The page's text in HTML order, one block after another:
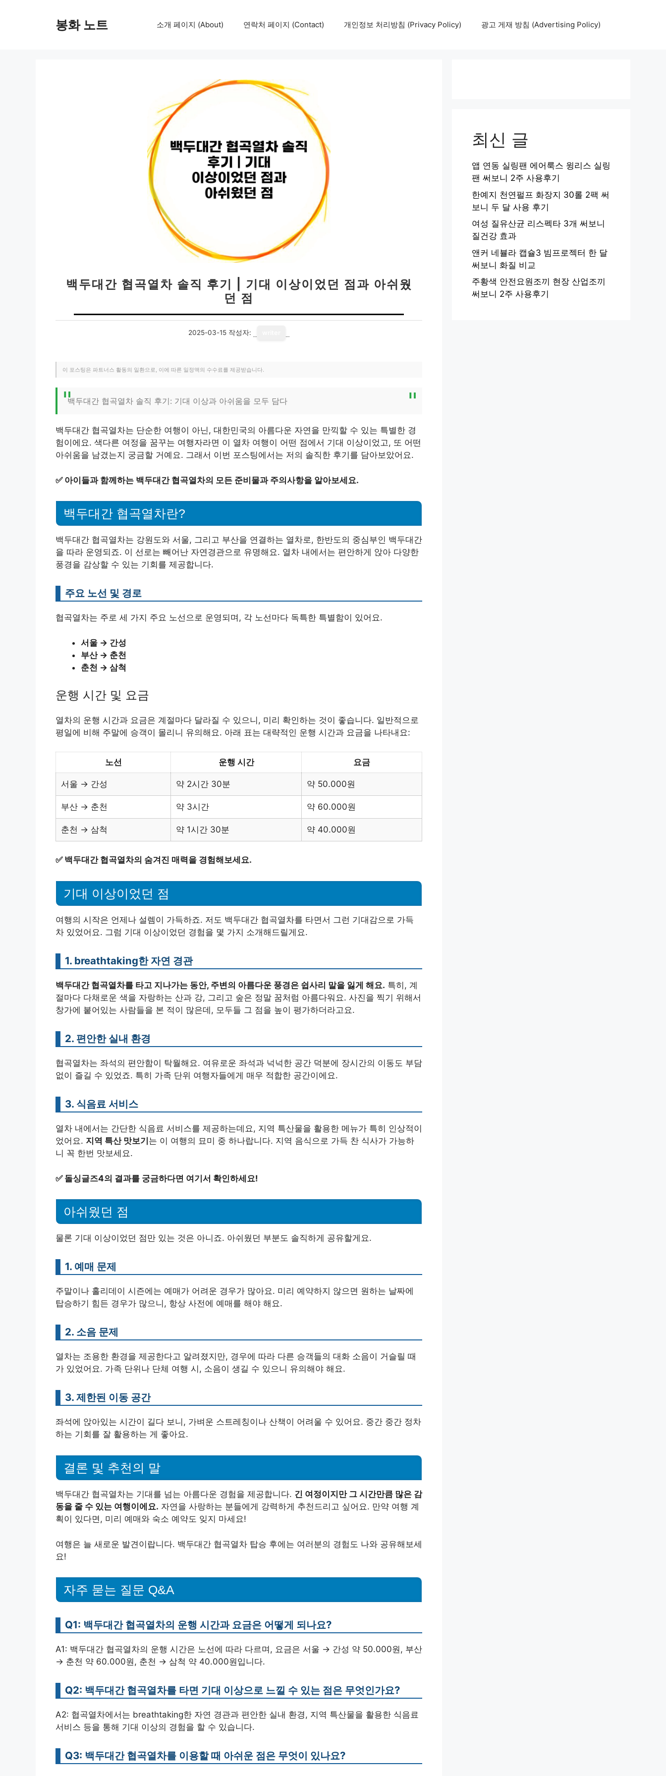
봉화 노트 소개 페이지 (About) 연락처 페이지 (Contact) 개인정보 처리방침 (Privacy Policy) 광고 게재 방침 (Advertising Policy)
백두대간 협곡열차 솔직 후기 | 기대 이상이었던 점과 아쉬웠
던 점
2025-03-15 작성자:
이 포스팅은 파트너스 활동의 일환으로, 이에 따른 일정액의 수수료를 제공받습니다.
백두대간 협곡열차 솔직 후기: 기대 이상과 아쉬움을 모두 담다
백두대간 협곡열차는 단순한 여행이 아닌, 대한민국의 아름다운 자연을 만끽할 수 있는 특별한 경
험이에요. 색다른 여정을 꿈꾸는 여행자라면 이 열차 여행이 어떤 점에서 기대 이상이었고, 또 어떤
아쉬움을 남겼는지 궁금할 거예요. 그래서 이번 포스팅에서는 저의 솔직한 후기를 담아보았어요.
✅ 아이들과 함께하는 백두대간 협곡열차의 모든 준비물과 주의사항을 알아보세요.
백두대간 협곡열차란?
백두대간 협곡열차는 강원도와 서울, 그리고 부산을 연결하는 열차로, 한반도의 중심부인 백두대간
을 따라 운영되죠. 이 선로는 빼어난 자연경관으로 유명해요. 열차 내에서는 편안하게 앉아 다양한
풍경을 감상할 수 있는 기회를 제공합니다.
주요 노선 및 경로
협곡열차는 주로 세 가지 주요 노선으로 운영되며, 각 노선마다 독특한 특별함이 있어요.
서울 → 간성
부산 → 춘천
춘천 → 삼척
운행 시간 및 요금
열차의 운행 시간과 요금은 계절마다 달라질 수 있으니, 미리 확인하는 것이 좋습니다. 일반적으로
평일에 비해 주말에 승객이 몰리니 유의해요. 아래 표는 대략적인 운행 시간과 요금을 나타내요:
노선 운행 시간 요금
서울 → 간성 약 2시간 30분 약 50.000원
부산 → 춘천 약 3시간 약 60.000원
춘천 → 삼척 약 1시간 30분 약 40.000원
✅ 백두대간 협곡열차의 숨겨진 매력을 경험해보세요.
기대 이상이었던 점
여행의 시작은 언제나 설렘이 가득하죠. 저도 백두대간 협곡열차를 타면서 그런 기대감으로 가득
차 있었어요. 그럼 기대 이상이었던 경험을 몇 가지 소개해드릴게요.
1. breathtaking한 자연 경관
백두대간 협곡열차를 타고 지나가는 동안, 주변의 아름다운 풍경은 쉽사리 말을 잃게 해요. 특히, 계
절마다 다채로운 색을 자랑하는 산과 강, 그리고 숲은 정말 꿈처럼 아름다워요. 사진을 찍기 위해서
창가에 붙어있는 사람들을 본 적이 많은데, 모두들 그 점을 높이 평가하더라고요.
2. 편안한 실내 환경
협곡열차는 좌석의 편안함이 탁월해요. 여유로운 좌석과 넉넉한 공간 덕분에 장시간의 이동도 부담
없이 즐길 수 있었죠. 특히 가족 단위 여행자들에게 매우 적합한 공간이에요.
3. 식음료 서비스
열차 내에서는 간단한 식음료 서비스를 제공하는데요, 지역 특산물을 활용한 메뉴가 특히 인상적이
었어요. 지역 특산 맛보기 는 이 여행의 묘미 중 하나랍니다. 지역 음식으로 가득 찬 식사가 가능하
니 꼭 한번 맛보세요.
✅ 돌싱글즈4의 결과를 궁금하다면 여기서 확인하세요!
아쉬웠던 점
물론 기대 이상이었던 점만 있는 것은 아니죠. 아쉬웠던 부분도 솔직하게 공유할게요.
1. 예매 문제
주말이나 홀리데이 시즌에는 예매가 어려운 경우가 많아요. 미리 예약하지 않으면 원하는 날짜에
탑승하기 힘든 경우가 많으니, 항상 사전에 예매를 해야 해요.
2. 소음 문제
열차는 조용한 환경을 제공한다고 알려졌지만, 경우에 따라 다른 승객들의 대화 소음이 거슬릴 때
가 있었어요. 가족 단위나 단체 여행 시, 소음이 생길 수 있으니 유의해야 해요.
3. 제한된 이동 공간
좌석에 앉아있는 시간이 길다 보니, 가벼운 스트레칭이나 산책이 어려울 수 있어요. 중간 중간 정차
하는 기회를 잘 활용하는 게 좋아요.
결론 및 추천의 말
백두대간 협곡열차는 기대를 넘는 아름다운 경험을 제공합니다. 긴 여정이지만 그 시간만큼 많은 감
동을 줄 수 있는 여행이에요. 자연을 사랑하는 분들에게 강력하게 추천드리고 싶어요. 만약 여행 계
획이 있다면, 미리 예매와 숙소 예약도 잊지 마세요!
여행은 늘 새로운 발견이랍니다. 백두대간 협곡열차 탑승 후에는 여러분의 경험도 나와 공유해보세
요!
자주 묻는 질문 Q&A
Q1: 백두대간 협곡열차의 운행 시간과 요금은 어떻게 되나요?
A1: 백두대간 협곡열차의 운행 시간은 노선에 따라 다르며, 요금은 서울 → 간성 약 50.000원, 부산
→ 춘천 약 60.000원, 춘천 → 삼척 약 40.000원입니다.
Q2: 백두대간 협곡열차를 타면 기대 이상으로 느낄 수 있는 점은 무엇인가요?
A2: 협곡열차에서는 breathtaking한 자연 경관과 편안한 실내 환경, 지역 특산물을 활용한 식음료
서비스 등을 통해 기대 이상의 경험을 할 수 있습니다.
Q3: 백두대간 협곡열차를 이용할 때 아쉬운 점은 무엇이 있나요?
최신 글
앱 연동 실링팬 에어룩스 윙리스 실링
팬 써보니 2주 사용후기
한예지 천연펄프 화장지 30롤 2팩 써
보니 두 달 사용 후기
여성 질유산균 리스펙타 3개 써보니
질건강 효과
앤커 네뷸라 캡슐3 빔프로젝터 한 달
써보니 화질 비교
주황색 안전요원조끼 현장 산업조끼
써보니 2주 사용후기